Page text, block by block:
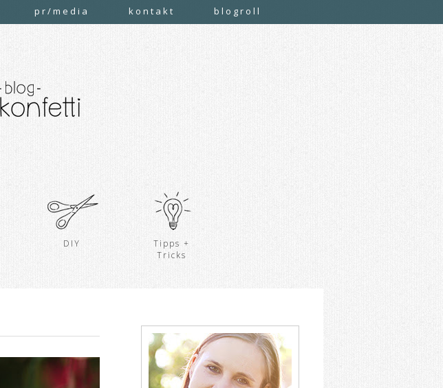
pr/media kontakt blogroll
DIY
Tipps +
Tricks